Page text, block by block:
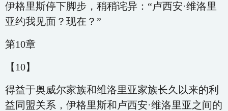
伊格里斯停下脚步，稍稍诧异：“卢西安·维洛里
亚约我见面？现在？”
第10章
【10】
得益于奥威尔家族和维洛里亚家族长久以来的利
益同盟关系，伊格里斯和卢西安·维洛里亚之间的